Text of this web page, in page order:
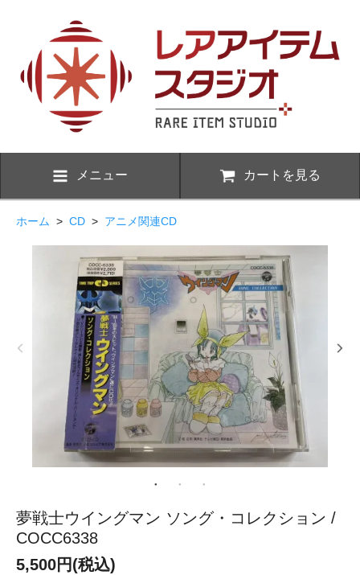
メニュー カートを見る
ホーム > CD > アニメ関連CD
夢戦士ウイングマン ソング・コレクション /
COCC6338
5,500円(税込)